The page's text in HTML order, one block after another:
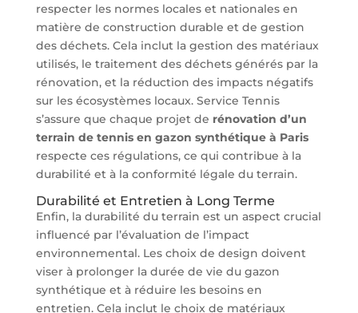
respecter les normes locales et nationales en
matière de construction durable et de gestion
des déchets. Cela inclut la gestion des matériaux
utilisés, le traitement des déchets générés par la
rénovation, et la réduction des impacts négatifs
sur les écosystèmes locaux. Service Tennis
s’assure que chaque projet de rénovation d’un
terrain de tennis en gazon synthétique à Paris
respecte ces régulations, ce qui contribue à la
durabilité et à la conformité légale du terrain.
Durabilité et Entretien à Long Terme
Enfin, la durabilité du terrain est un aspect crucial
influencé par l’évaluation de l’impact
environnemental. Les choix de design doivent
viser à prolonger la durée de vie du gazon
synthétique et à réduire les besoins en
entretien. Cela inclut le choix de matériaux